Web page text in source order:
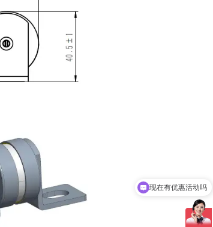
可以介绍下你们的产品么